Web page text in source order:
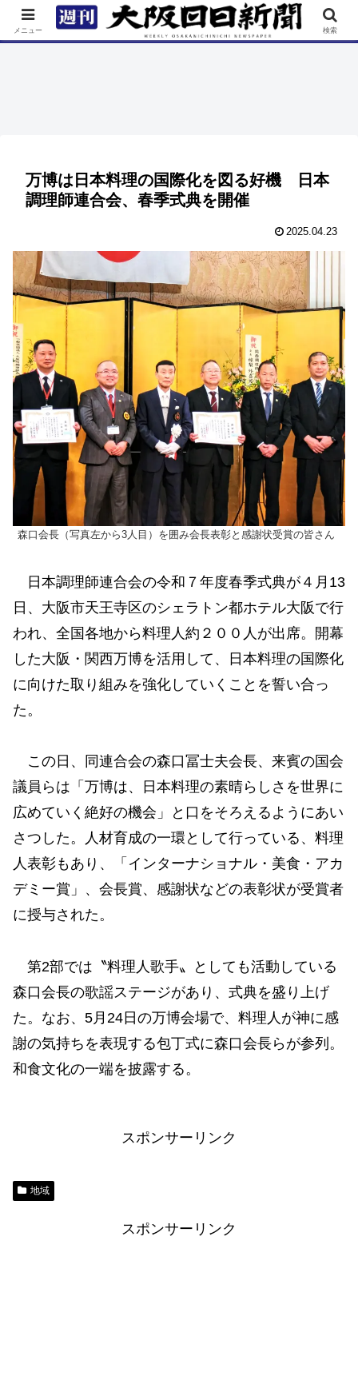
TOP 特集 ニュース 連載 街ネタ イベント
万博は日本料理の国際化を図る好機 日本
調理師連合会、春季式典を開催
2025.04.23
森口会長（写真左から3人目）を囲み会長表彰と感謝状受賞の皆さん
日本調理師連合会の令和７年度春季式典が４月13
日、大阪市天王寺区のシェラトン都ホテル大阪で行
われ、全国各地から料理人約２００人が出席。開幕
した大阪・関西万博を活用して、日本料理の国際化
に向けた取り組みを強化していくことを誓い合っ
た。
この日、同連合会の森口冨士夫会長、来賓の国会
議員らは「万博は、日本料理の素晴らしさを世界に
広めていく絶好の機会」と口をそろえるようにあい
さつした。人材育成の一環として行っている、料理
人表彰もあり、「インターナショナル・美食・アカ
デミー賞」、会長賞、感謝状などの表彰状が受賞者
に授与された。
第2部では〝料理人歌手〟としても活動している
森口会長の歌謡ステージがあり、式典を盛り上げ
た。なお、5月24日の万博会場で、料理人が神に感
謝の気持ちを表現する包丁式に森口会長らが参列。
和食文化の一端を披露する。
スポンサーリンク
地域
スポンサーリンク
メニュー 検索